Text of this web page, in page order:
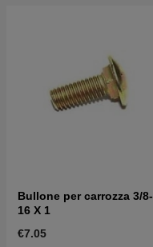
Bullone per carrozza 3/8-
16 X 1
€7.05